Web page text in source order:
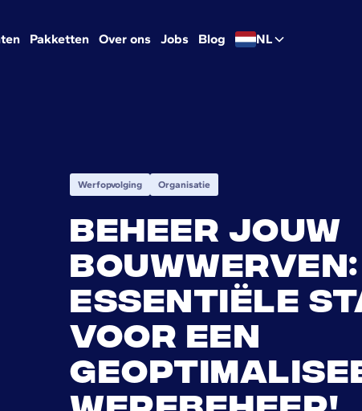
Pakketten Over ons Jobs Blog NL
Werfopvolging Organisatie
Beheer jouw
bouwwerven:
essentiële
voor een
werfbeheer!